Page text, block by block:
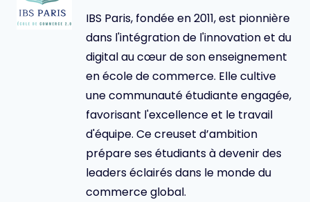
IBS Paris, fondée en 2011, est pionnière
dans l'intégration de l'innovation et du
digital au cœur de son enseignement
en école de commerce. Elle cultive
une communauté étudiante engagée,
favorisant l'excellence et le travail
d'équipe. Ce creuset d’ambition
prépare ses étudiants à devenir des
leaders éclairés dans le monde du
commerce global.